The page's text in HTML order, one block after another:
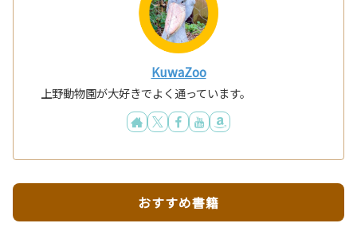
KuwaZoo
上野動物園が大好きでよく通っています。
おすすめ書籍